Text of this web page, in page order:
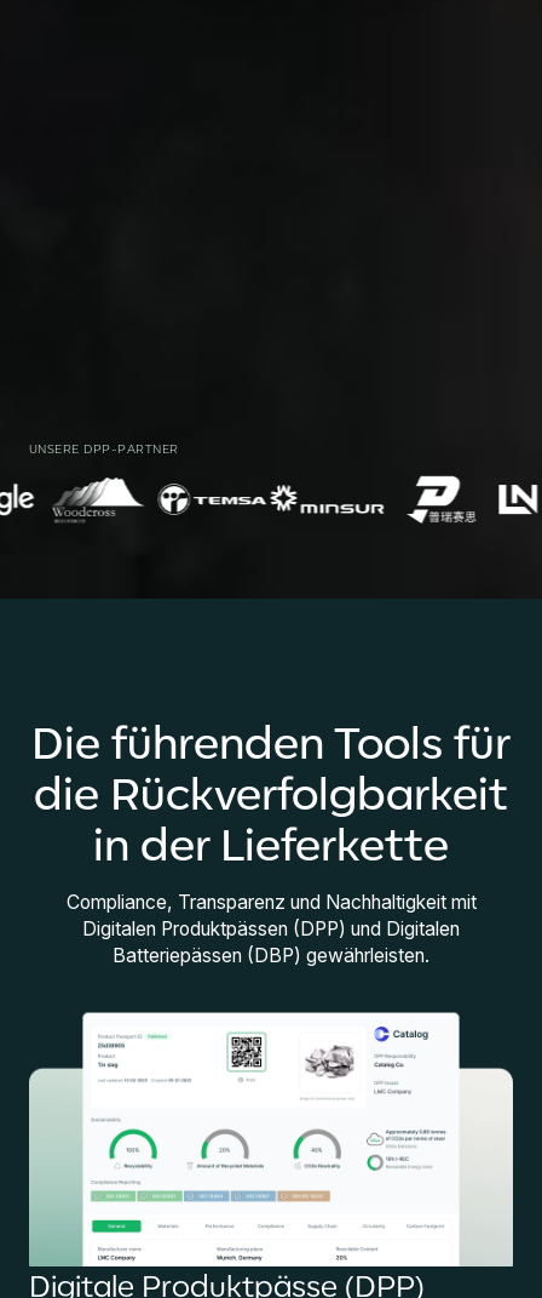
UNSERE DPP-PARTNER
Die führenden Tools für
die Rückverfolgbarkeit
in der Lieferkette
Compliance, Transparenz und Nachhaltigkeit mit
Digitalen Produktpässen (DPP) und Digitalen
Batteriepässen (DBP) gewährleisten.
Digitale Produktpässe (DPP)